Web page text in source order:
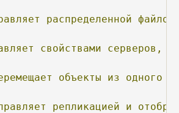
распределенной
свойствами серверов,
объекты из одного
репликацией и